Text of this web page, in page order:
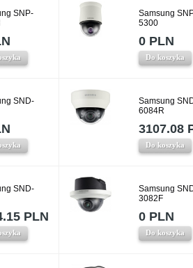
SNP-
Samsung
5300
0 PLN
Do koszyka
SND-
Samsung
6084R
3107.08
Do koszyka
SND-
PLN
Samsung
3082F
0 PLN
Do koszyka